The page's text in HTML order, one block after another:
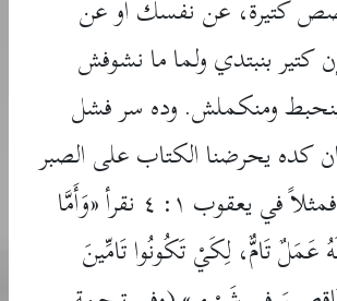
كتيرة، عن نفسك أو عن
كتير بنبتدي ولما ما نشوفش
ومنكملش. وده سر فشل
كده يحرضنا الكتاب على الصبر
وطول النفس. فمثلاً في يعقوب ١: ٤ نقرأ «وَأَمَّا
عَمَلٌ تَامٌّ، لِكَيْ تَكُونُوا تَامِّينَ